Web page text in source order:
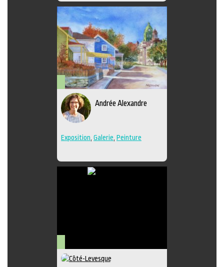
Performance,Techniques multiples
Arts
visuels
Andrée Alexandre
Exposition Galerie Peinture
Arts